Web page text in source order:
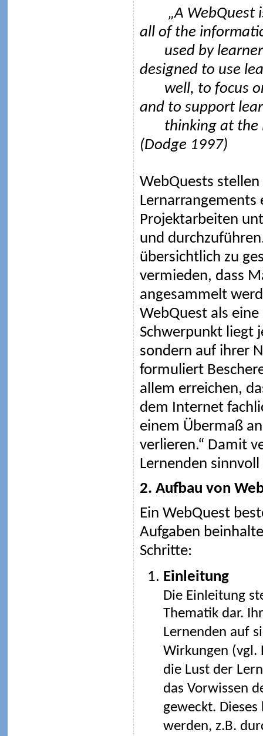
„A WebQuest is
all of the
used by
designed to use
well, to focus
and to support
thinking at the
(Dodge 1997)
WebQuests
Projektarbeiten
und
übersichtlich zu
vermieden, dass
angesammelt
WebQuest als
Schwerpunkt liegt
sondern auf ihrer
formuliert
allem erreichen,
dem Internet
einem Übermaß
verlieren.“ Damit
Lernenden
2. Aufbau von
Ein WebQuest
Aufgaben
Schritte:
Einleitung
Die Einleitung
Thematik dar.
Lernenden auf
Wirkungen (vgl.
die Lust der
das Vorwissen
geweckt.
werden, z.B.